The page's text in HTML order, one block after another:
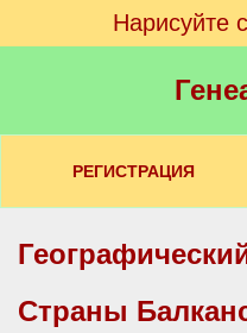
Нарисуйте
РЕГИСТРАЦИЯ
Cтраны